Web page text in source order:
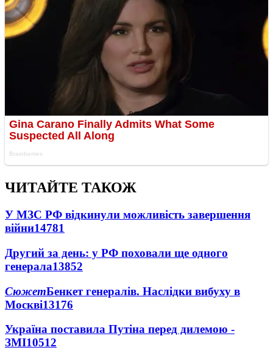
ЧИТАЙТЕ ТАКОЖ
У МЗС РФ відкинули можливість завершення
війни14781
Другий за день: у РФ поховали ще одного
генерала13852
СюжетБенкет генералів. Наслідки вибуху в
Москві13176
Україна поставила Путіна перед дилемою -
ЗМІ10512